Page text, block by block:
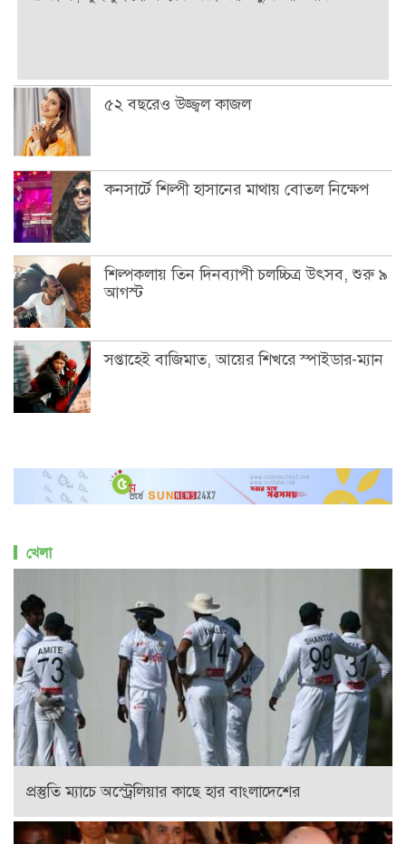
৫২ বছরেও উজ্জ্বল কাজল
কনসার্টে শিল্পী হাসানের মাথায় বোতল নিক্ষেপ
শিল্পকলায় তিন দিনব্যাপী চলচ্চিত্র উৎসব, শুরু ৯
আগস্ট
সপ্তাহেই বাজিমাত, আয়ের শিখরে স্পাইডার-ম্যান
খেলা
প্রস্তুতি ম্যাচে অস্ট্রেলিয়ার কাছে হার বাংলাদেশের